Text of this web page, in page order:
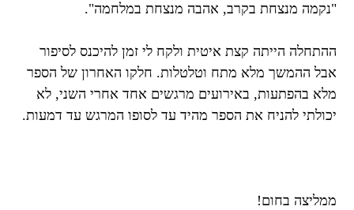
"נקמה מנצחת בקרב, אהבה מנצחת במלחמה".
ההתחלה הייתה קצת איטית ולקח לי זמן להיכנס לסיפור
אבל ההמשך מלא מתח וטלטלות. חלקו האחרון של הספר
מלא בהפתעות, באירועים מרגשים אחד אחרי השני, לא
יכולתי להניח את הספר מהיד עד לסופו המרגש עד דמעות.
ממליצה בחום!